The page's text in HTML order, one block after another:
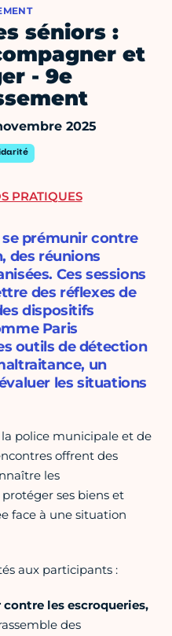
séniors :
et
- 9e
2025
se prémunir contre
des réunions
Ces sessions
des réflexes de
dispositifs
Paris
outils de détection
un
les situations
police municipale et de
offrent des
les
ses biens et
face à une situation
aux participants :
les escroqueries,
des
PRATIQUES